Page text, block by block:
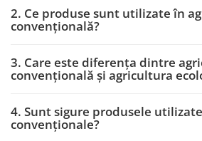
Erbicide
Biostimulatori
Fertilizanți foliari
LUPIN
Fungicide
Insecticide
Fertilizanți foliari
PLANTE ORNAMENTALE ÎN SPAȚII
Insecticide
POMI FRUCTIFERI
2. Ce produse sunt utilizate în
convențională?
3. Care este diferența dintre
convențională și agricultura
4. Sunt sigure produsele
convenționale?